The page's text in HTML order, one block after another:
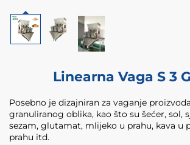
Linearna Vaga S 3
Posebno je dizajniran za vaganje
granuliranog oblika, kao što su šećer, sol,
sezam, glutamat, mlijeko u prahu, kava u
prahu itd.